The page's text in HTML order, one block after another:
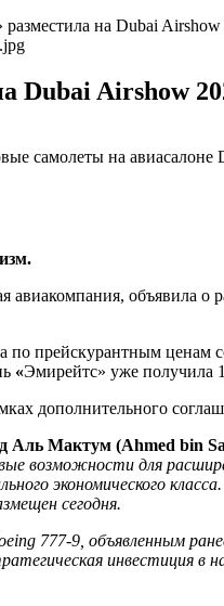
на Dubai
Dubai Airshow
самолеты на
объявила о
по прейскурантным ценам
«Эмирейтс» уже получила
дополнительного
Мактум (Ahmed bin
возможности для
экономического
сегодня.
777-9, объявленным
инвестиция в